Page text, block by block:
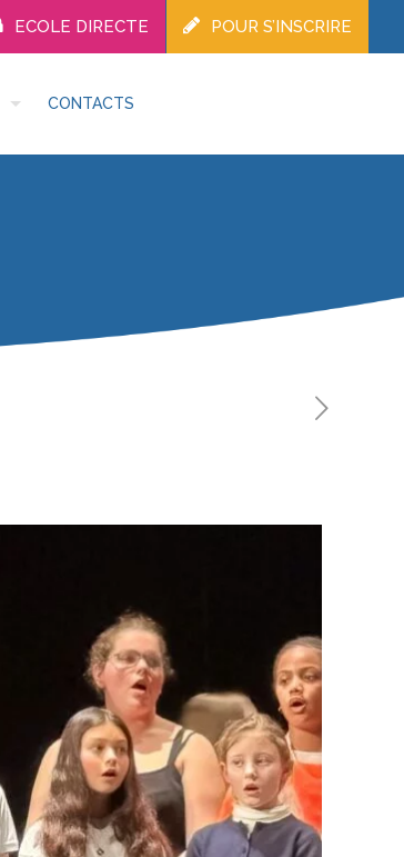
ECOLE DIRECTE POUR S’INSCRIRE
CONTACTS